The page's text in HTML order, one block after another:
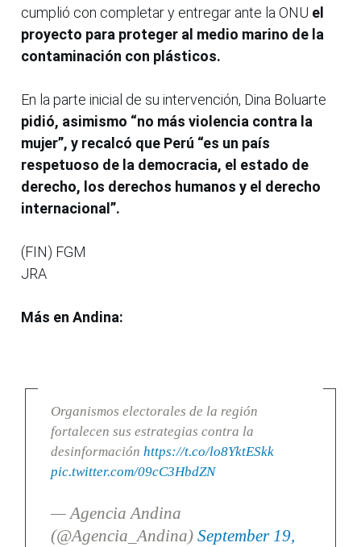
cumplió con completar y entregar ante la ONU el
proyecto para proteger al medio marino de la
contaminación con plásticos.
En la parte inicial de su intervención, Dina Boluarte
pidió, asimismo “no más violencia contra la
mujer”, y recalcó que Perú “es un país
respetuoso de la democracia, el estado de
derecho, los derechos humanos y el derecho
internacional”.
(FIN) FGM
JRA
Más en Andina:
Organismos electorales de la región
fortalecen sus estrategias contra la
desinformación https://t.co/lo8YktESkk
pic.twitter.com/09cC3HbdZN
— Agencia Andina
(@Agencia_Andina) September 19,